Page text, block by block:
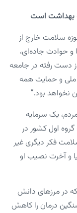
مشکلات حوزه سلامت خارج از
و حوادث جاده‌ای،
دست رفته در جامعه
ملی و حمایت همه
نخواهد بود.”
یک سرمایه
اول کشور در
فکر دیگری غیر
و آخرت نصیب او
در مرزهای دانش
درمان را کاهش